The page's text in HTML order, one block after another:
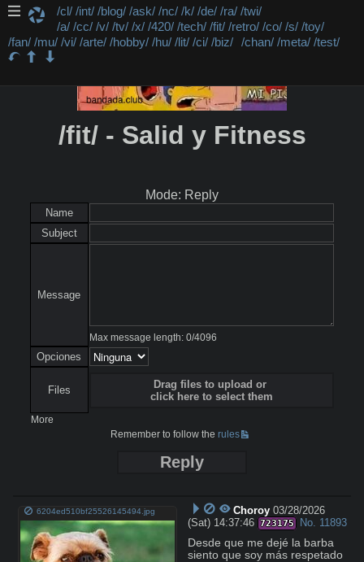
/cl/ /int/ /blog/ /ask/ /nc/ /k/ /de/ /ra/ /twi/
/a/ /cc/ /v/ /tv/ /x/ /420/ /tech/ /fit/ /retro/ /co/ /s/ /toy/
/fan/ /mu/ /vi/ /arte/ /hobby/ /hu/ /lit/ /ci/ /biz/ /chan/ /meta/ /test/
/fit/ - Salid y Fitness
Mode: Reply
Name
Subject
Message
Max message length: 0/4096
Opciones
Files
Drag files to upload or
click here to select them
More
Remember to follow therules
Reply
6204ed510bf25526145494.jpg Choroy 03/28/2026
(Sat) 14:37:46 723175 No. 11893
Desde que me dejé la barba
siento que soy más respetado